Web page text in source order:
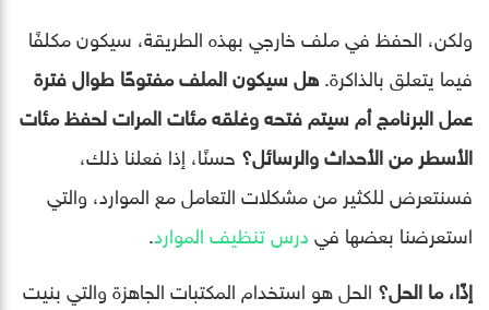
ولكن، الحفظ في ملف خارجي بهذه الطريقة، سيكون مكلفًا
فيما يتعلق بالذاكرة.هل سيكون الملف مفتوحًا طوال فترة
عمل البرنامج أم سيتم فتحه وغلقه مئات المرات لحفظ مئات
الأسطر من الأحداث والرسائل؟ حسنًا، إذا فعلنا ذلك،
فسنتعرض للكثير من مشكلات التعامل مع الموارد، والتي
استعرضنا بعضها فيدرس تنظيف الموارد.
إذًا، ما الحل؟ الحل هو استخدام المكتبات الجاهزة والتي بنيت